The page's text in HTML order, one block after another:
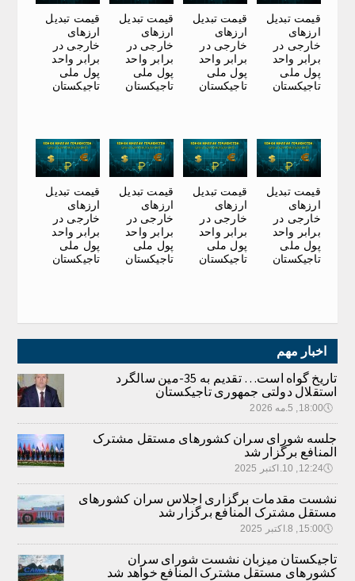
قیمت تبدیل
ارزهای
خارجی در
برابر واحد
پول ملی
تاجیکستان
قیمت تبدیل
ارزهای
خارجی در
برابر واحد
پول ملی
تاجیکستان
قیمت تبدیل
ارزهای
خارجی در
برابر واحد
پول ملی
تاجیکستان
قیمت تبدیل
ارزهای
خارجی در
برابر واحد
پول ملی
تاجیکستان
قیمت تبدیل
ارزهای
خارجی در
برابر واحد
پول ملی
تاجیکستان
قیمت تبدیل
ارزهای
خارجی در
برابر واحد
پول ملی
تاجیکستان
قیمت تبدیل
ارزهای
خارجی در
برابر واحد
پول ملی
تاجیکستان
قیمت تبدیل
ارزهای
خارجی در
برابر واحد
پول ملی
تاجیکستان
اخبار مهم
تاریخ گواه است… تقدیم به 35-مین سالگرد
استقلال دولتی جمهوری تاجیکستان
🕔18:00, 5.مه 2026
جلسه شورای سران کشورهای مستقل مشترک
المنافع برگزار شد
🕔12:24, 10.اکتبر 2025
نشست مقدمات برگزاری اجلاس سران کشورهای
مستقل مشترک المنافع برگزار شد
🕔15:00, 8.اکتبر 2025
تاجیکستان میزبان نشست شورای سران
کشورهای مستقل مشترک المنافع خواهد شد